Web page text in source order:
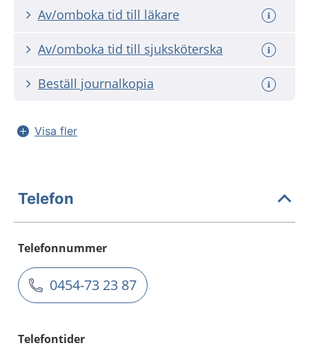
Av/omboka tid till läkare
Av/omboka tid till sjuksköterska
Beställ journalkopia
Visa fler
Telefon
Telefonnummer
0454-73 23 87
Telefontider